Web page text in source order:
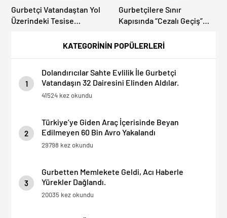
KATEGORİNİN POPÜLERLERİ
1
Dolandırıcılar Sahte Evlilik İle Gurbetçi
Vatandaşın 32 Dairesini Elinden Aldılar.
41524 kez okundu
2
Türkiye’ye Giden Araç İçerisinde Beyan
Edilmeyen 60 Bin Avro Yakalandı
29798 kez okundu
3
Gurbetten Memlekete Geldi, Acı Haberle
Yürekler Dağlandı.
20035 kez okundu
Gurbetçi Vatandaştan Yol
Üzerindeki Tesise
“Hesabınızı Mutlaka Kontrol
Gurbetçilere Sınır
Kapısında “Cezalı Geçiş”
Dışına Çıkamıyor!